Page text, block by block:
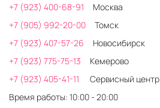
+7 (923) 400-68-91
Москва
+7 (905) 992-20-00
Томск
+7 (923) 407-57-26
Новосибирск
+7 (923) 775-75-13
Кемерово
+7 (923) 405-41-11
Сервисный центр
Время работы: 10:00 - 20:00